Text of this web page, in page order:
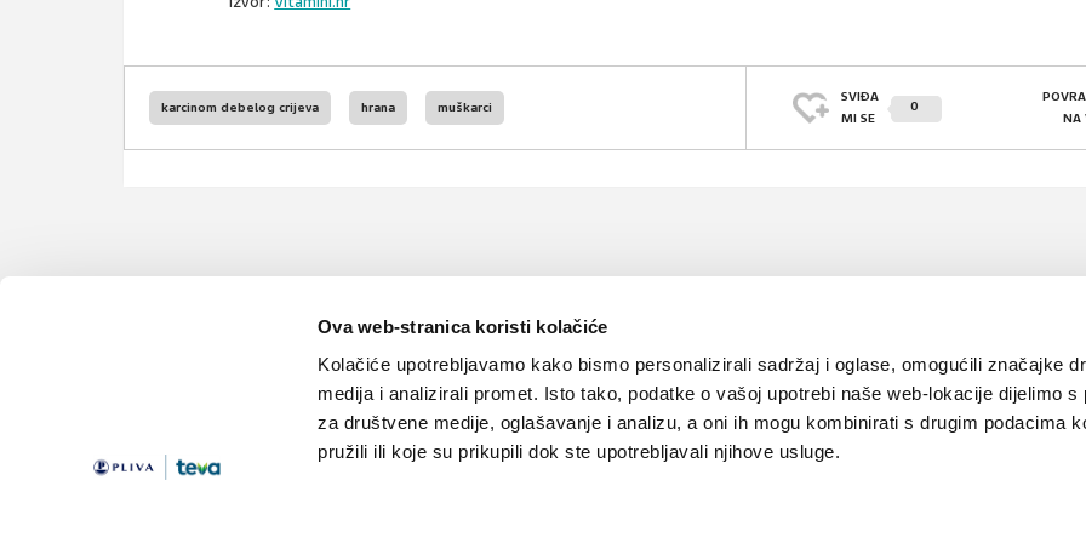
Ova web-stranica koristi kolačiće
Kolačiće upotrebljavamo kako bismo personalizirali sadržaj i oglase, omogućili značajke
medija i analizirali promet. Isto tako, podatke o vašoj upotrebi naše web-lokacije dijelimo s
za društvene medije, oglašavanje i analizu, a oni ih mogu kombinirati s drugim podacima
pružili ili koje su prikupili dok ste upotrebljavali njihove usluge.
karcinom debelog crijeva hrana muškarci
SVIĐA
MI SE
0
NA
Važne pravne